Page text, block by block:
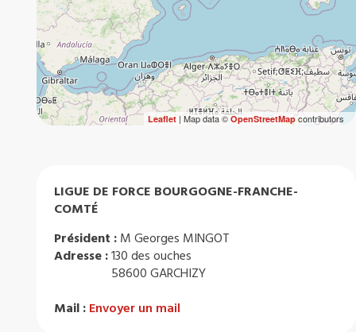
Leaflet| Map data ©OpenStreetMapcontributors
LIGUE DE FORCE BOURGOGNE-FRANCHE-
COMTÉ
Président : M Georges MINGOT
Adresse :130 des ouches
58600 GARCHIZY
Mail : Envoyer un mail